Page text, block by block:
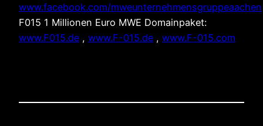
www.facebook.com/mweunternehmensgruppeaachen
F015 1 Millionen Euro MWE Domainpaket:
www.F015.de , www.F-015.de , www.F-015.com